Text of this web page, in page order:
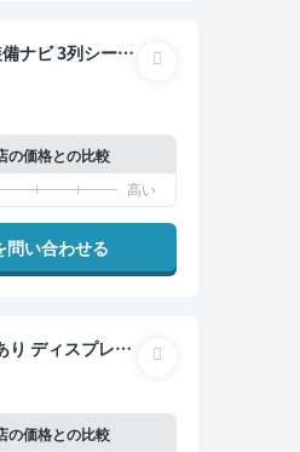
の価格との比較
問い合わせる
クドア バック
乗り
の価格との比較